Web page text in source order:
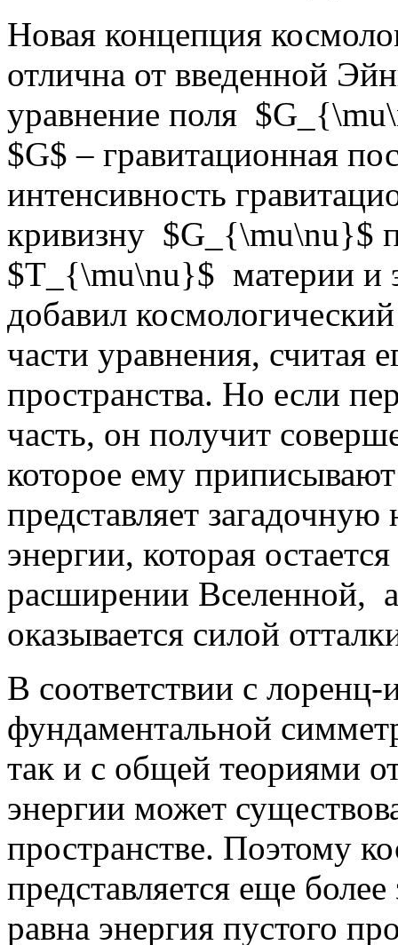
Новая концепция
отлична от введенной
уравнение поля
$G$ – гравитационная
интенсивность
кривизну $G_{\mu\nu}$
$T_{\mu\nu}$ материи и
добавил
части уравнения, считая
пространства. Но если
часть, он получит
которое ему
представляет
энергии, которая
расширении Вселенной, а
оказывается силой
В соответствии с
фундаментальной
так и с общей теориями
энергии может
пространстве. Поэтому
представляется еще
равна энергия пустого